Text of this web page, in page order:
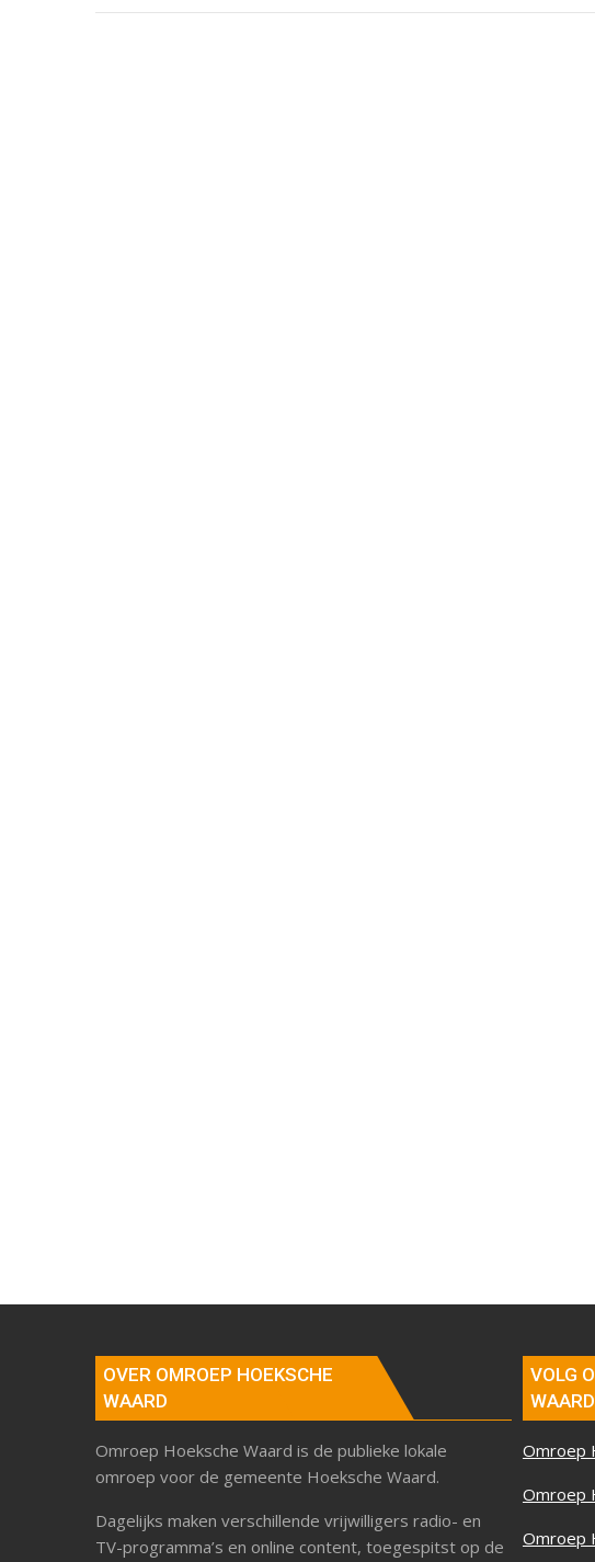
OVER OMROEP HOEKSCHE
WAARD
Omroep Hoeksche Waard is de publieke lokale
omroep voor de gemeente Hoeksche Waard.
Dagelijks maken verschillende vrijwilligers radio- en
TV-programma’s en online content, toegespitst op de
VOLG
Omroep
Omroep
Omroep